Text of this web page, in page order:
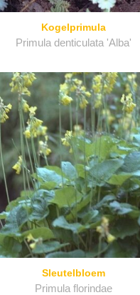
Kogelprimula
Primula denticulata 'Alba'
Sleutelbloem
Primula florindae